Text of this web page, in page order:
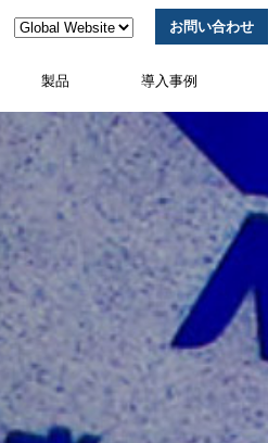
お問い合わせ
製品 導入事例